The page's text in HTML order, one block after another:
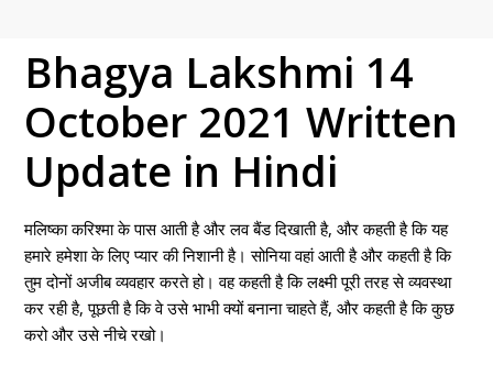
Bhagya Lakshmi 14
October 2021 Written
Update in Hindi
मलिष्का करिश्मा के पास आती है और लव बैंड दिखाती है, और कहती है कि यह
हमारे हमेशा के लिए प्यार की निशानी है। सोनिया वहां आती है और कहती है कि
तुम दोनों अजीब व्यवहार करते हो। वह कहती है कि लक्ष्मी पूरी तरह से व्यवस्था
कर रही है, पूछती है कि वे उसे भाभी क्यों बनाना चाहते हैं, और कहती है कि कुछ
करो और उसे नीचे रखो।